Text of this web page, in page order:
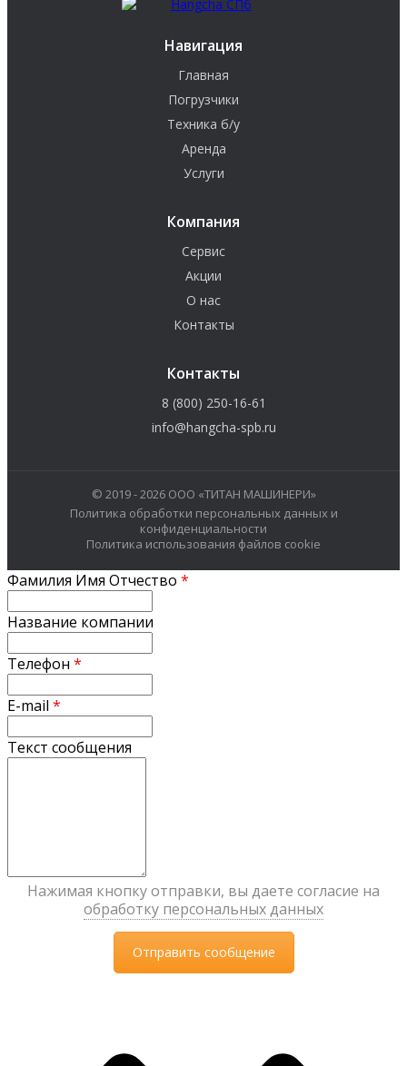
Навигация
Главная
Погрузчики
Техника б/у
Аренда
Услуги
Компания
Сервис
Акции
О нас
Контакты
Контакты
8 (800) 250-16-61
info@hangcha-spb.ru
© 2019 - 2026 ООО «ТИТАН МАШИНЕРИ»
Политика обработки персональных данных и
конфиденциальности
Политика использования файлов cookie
Фамилия Имя Отчество *
Название компании
Телефон *
E-mail *
Текст сообщения
Нажимая кнопку отправки, вы даете согласие на
обработку персональных данных